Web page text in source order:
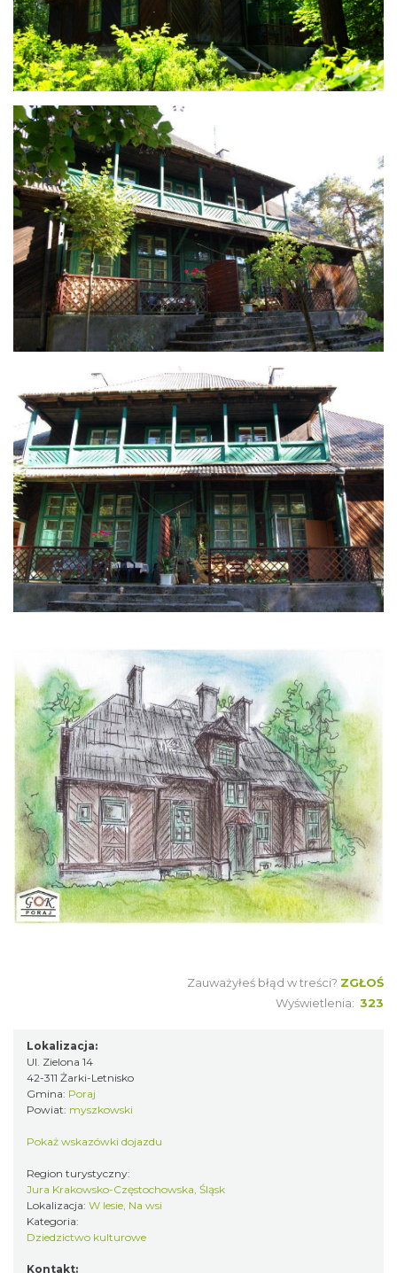
Zauważyłeś błąd w treści? ZGŁOŚ
Wyświetlenia: 323
Lokalizacja:
Ul. Zielona 14
42-311 Żarki-Letnisko
Gmina: Poraj
Powiat: myszkowski
Pokaż wskazówki dojazdu
Region turystyczny:
Jura Krakowsko-Częstochowska, Śląsk
Lokalizacja: W lesie, Na wsi
Kategoria:
Dziedzictwo kulturowe
Kontakt: